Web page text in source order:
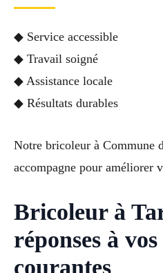
◆ Service accessible
◆ Travail soigné
◆ Assistance locale
◆ Résultats durables
Notre bricoleur à Commune
accompagne pour améliorer
Bricoleur à
réponses à
courantes